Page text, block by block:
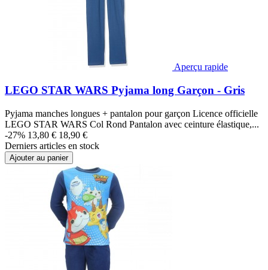
Aperçu rapide
LEGO STAR WARS Pyjama long Garçon - Gris
Pyjama manches longues + pantalon pour garçon Licence officielle
LEGO STAR WARS Col Rond Pantalon avec ceinture élastique,...
-27% 13,80 € 18,90 €
Derniers articles en stock
Ajouter au panier